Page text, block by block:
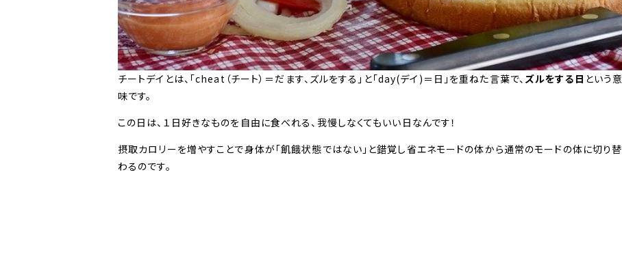
チートデイとは、「cheat（チート）＝だます、ズルをする」と「day(デイ)＝日」を重ねた言葉で、 ズルをする日 という意
味です。
この日は、１日好きなものを自由に食べれる、我慢しなくてもいい日なんです！
摂取カロリーを増やすことで身体が「飢餓状態ではない」と錯覚し省エネモードの体から通常のモードの体に切り替
わるのです。